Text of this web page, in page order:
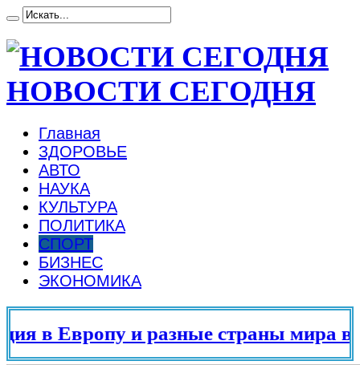
НОВОСТИ СЕГОДНЯ
Главная
ЗДОРОВЬЕ
АВТО
НАУКА
КУЛЬТУРА
ПОЛИТИКА
СПОРТ
БИЗНЕС
ЭКОНОМИКА
в Европу и разные страны мира в